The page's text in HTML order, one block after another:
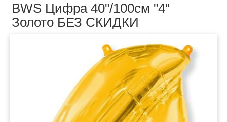
BWS Цифра 40"/100см "4"
Золото БЕЗ СКИДКИ